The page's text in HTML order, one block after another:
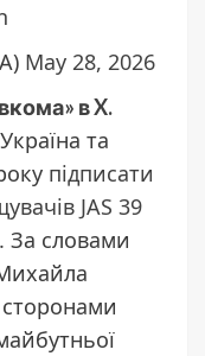
May 28, 2026
в X.
та
підписати
JAS 39
За словами